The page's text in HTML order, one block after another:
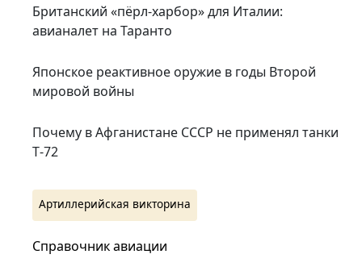
Британский «пёрл-харбор» для Италии:
авианалет на Таранто
Японское реактивное оружие в годы Второй
мировой войны
Почему в Афганистане СССР не применял танки
Т‑72
Артиллерийская викторина
Справочник авиации